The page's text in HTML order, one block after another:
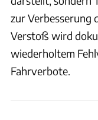
zur Verbesserung
Verstoß wird
wiederholtem
Fahrverbote.